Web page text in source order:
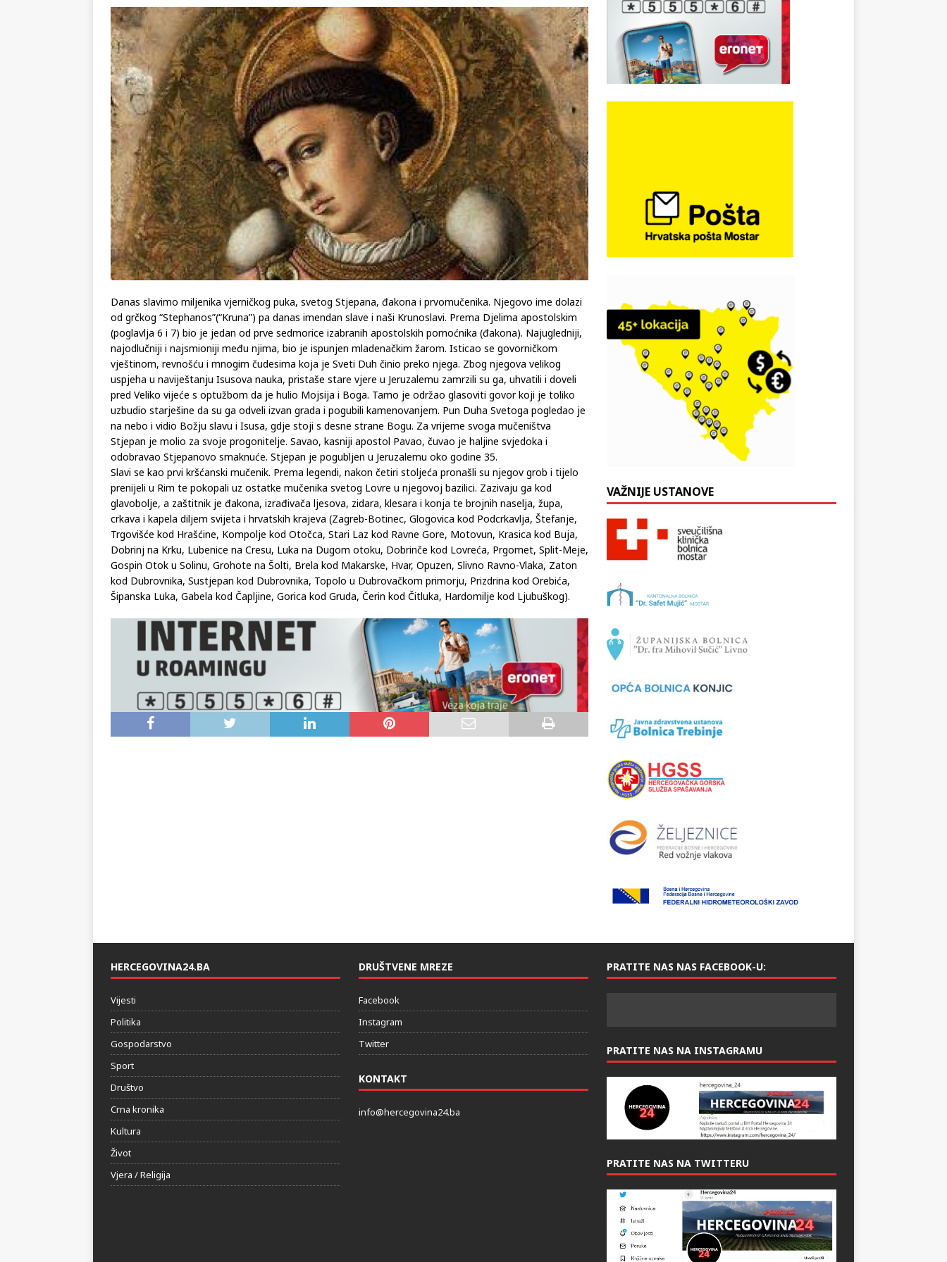
KRONIKA
[ 02.08.2026 ] GP Gabela Polje: Vozači satima čekaju, dok se drugi ubacuju sa strane
VIJESTI
[ 29.07.2026 ] Na današnji dan, 29. srpnja 2018, preminuo je glazbeni genij Oliver Dragojević
(video)
KULTURA
[ 07.08.2026 ] Srpski povjesničar o Oluji: Hrvati imaju što slaviti, dobili su ono što im povijesno
pripada
REGIJA
Danas slavimo miljenika vjerničkog puka, svetog Stjepana, đakona i prvomučenika. Njegovo ime dolazi
od grčkog “Stephanos”(“Kruna”) pa danas imendan slave i naši Krunoslavi. Prema Djelima apostolskim
(poglavlja 6 i 7) bio je jedan od prve sedmorice izabranih apostolskih pomoćnika (đakona). Najugledniji,
najodlučniji i najsmioniji među njima, bio je ispunjen mladenačkim žarom. Isticao se govorničkom
vještinom, revnošću i mnogim čudesima koja je Sveti Duh činio preko njega. Zbog njegova velikog
uspjeha u naviještanju Isusova nauka, pristaše stare vjere u Jeruzalemu zamrzili su ga, uhvatili i doveli
pred Veliko vijeće s optužbom da je hulio Mojsija i Boga. Tamo je održao glasoviti govor koji je toliko
uzbudio starješine da su ga odveli izvan grada i pogubili kamenovanjem. Pun Duha Svetoga pogledao je
na nebo i vidio Božju slavu i Isusa, gdje stoji s desne strane Bogu. Za vrijeme svoga mučeništva
Stjepan je molio za svoje progonitelje. Savao, kasniji apostol Pavao, čuvao je haljine svjedoka i
odobravao Stjepanovo smaknuće. Stjepan je pogubljen u Jeruzalemu oko godine 35.
Slavi se kao prvi kršćanski mučenik. Prema legendi, nakon četiri stoljeća pronašli su njegov grob i tijelo
prenijeli u Rim te pokopali uz ostatke mučenika svetog Lovre u njegovoj bazilici. Zazivaju ga kod
glavobolje, a zaštitnik je đakona, izrađivača ljesova, zidara, klesara i konja te brojnih naselja, župa,
crkava i kapela diljem svijeta i hrvatskih krajeva (Zagreb-Botinec, Glogovica kod Podcrkavlja, Štefanje,
Trgovišće kod Hrašćine, Kompolje kod Otočca, Stari Laz kod Ravne Gore, Motovun, Krasica kod Buja,
Dobrinj na Krku, Lubenice na Cresu, Luka na Dugom otoku, Dobrinče kod Lovreća, Prgomet, Split-Meje,
Gospin Otok u Solinu, Grohote na Šolti, Brela kod Makarske, Hvar, Opuzen, Slivno Ravno-Vlaka, Zaton
kod Dubrovnika, Sustjepan kod Dubrovnika, Topolo u Dubrovačkom primorju, Prizdrina kod Orebića,
Šipanska Luka, Gabela kod Čapljine, Gorica kod Gruda, Čerin kod Čitluka, Hardomilje kod Ljubuškog).
VAŽNIJE USTANOVE
HERCEGOVINA24.BA
Vijesti
Politika
Gospodarstvo
Sport
Društvo
Crna kronika
Kultura
Život
Vjera / Religija
DRUŠTVENE MREZE
Facebook
Instagram
Twitter
KONTAKT
info@hercegovina24.ba
PRATITE NAS NAS FACEBOOK-U:
PRATITE NAS NA INSTAGRAMU
PRATITE NAS NA TWITTERU